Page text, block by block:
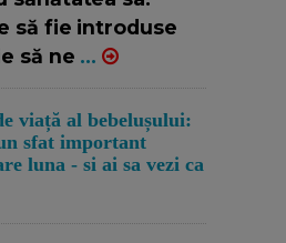
să fie introduse
să ne ...
viață al bebelușului:
sfat important
luna - si ai sa vezi ca